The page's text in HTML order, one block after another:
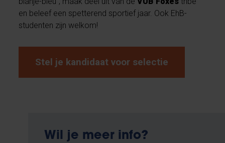
en beleef een spetterend sportief jaar. Ook EhB-
studenten zijn welkom!
Stel je kandidaat voor selectie
Wil je meer info?